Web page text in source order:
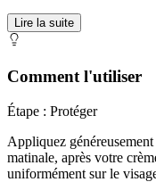
Lire la suite
Comment l'utiliser
Étape : Protéger
Appliquez
matinale, après votre
uniformément sur le